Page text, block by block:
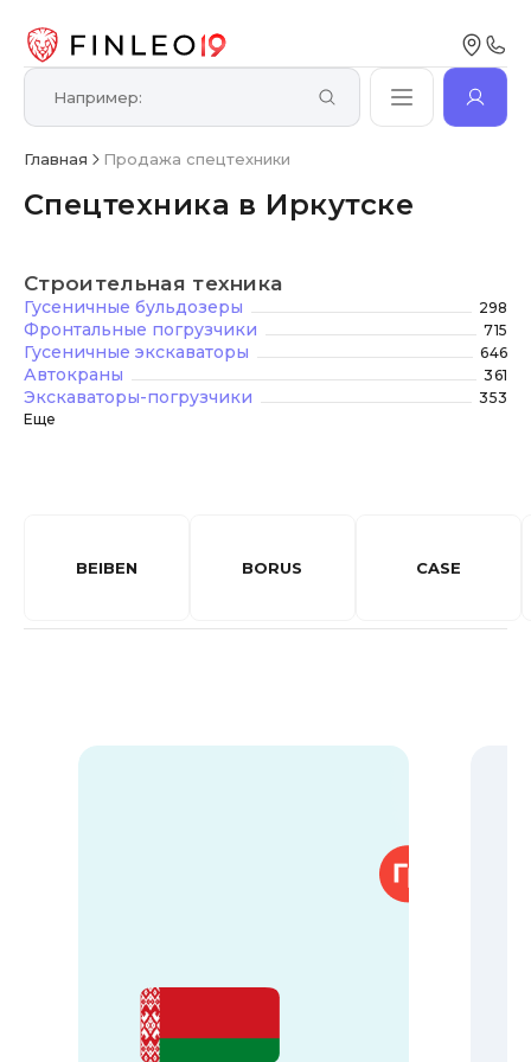
Главная Продажа спецтехники
Спецтехника в Иркутске
Строительная техника
Гусеничные бульдозеры 298
Фронтальные погрузчики 715
Гусеничные экскаваторы 646
Автокраны 361
Экскаваторы-погрузчики
353
Еще
BEIBEN BORUS CASE